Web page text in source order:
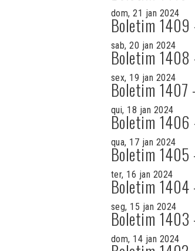
dom, 21 jan 2024
Boletim 1409
sab, 20 jan 2024
Boletim 1408
sex, 19 jan 2024
Boletim 1407
qui, 18 jan 2024
Boletim 1406
qua, 17 jan 2024
Boletim 1405
ter, 16 jan 2024
Boletim 1404
seg, 15 jan 2024
Boletim 1403
dom, 14 jan 2024